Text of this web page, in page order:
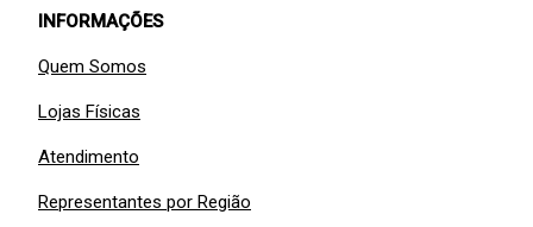
INFORMAÇÕES
Quem Somos
Lojas Físicas
Atendimento
Representantes por Região